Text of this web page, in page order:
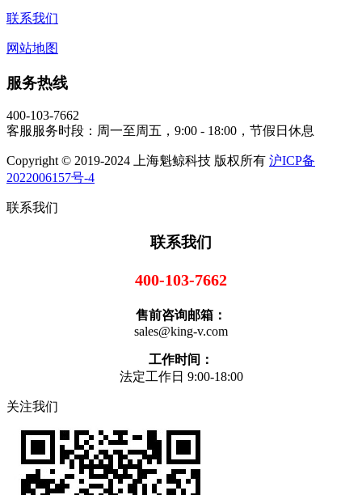
联系我们
网站地图
服务热线
400-103-7662
客服服务时段：周一至周五，9:00 - 18:00，节假日休息
Copyright © 2019-2024 上海魁鲸科技 版权所有 沪ICP备
2022006157号-4
联系我们
联系我们
400-103-7662
售前咨询邮箱：
sales@king-v.com
工作时间：
法定工作日 9:00-18:00
关注我们